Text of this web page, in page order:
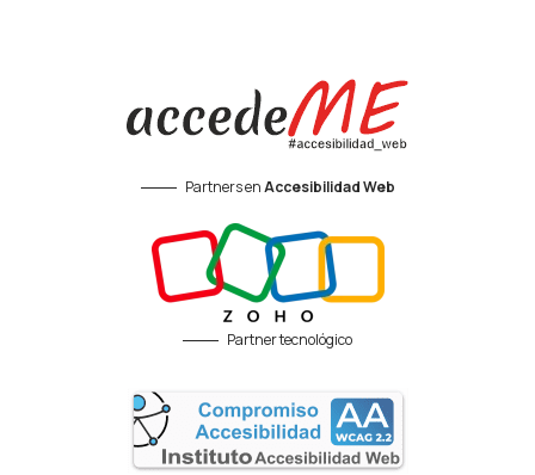
Partners enAccesibilidad Web
Partner tecnológico